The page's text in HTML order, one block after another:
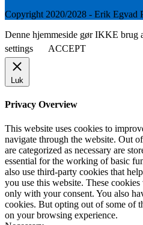
Copyright 2020/2028 - Erik Egvad
Denne hjemmeside gør IKKE brug
settings
ACCEPT
Luk
Privacy Overview
This website uses cookies to
navigate through the website. Out
are categorized as necessary are
essential for the working of basic
also use third-party cookies that
you use this website. These
only with your consent. You also
cookies. But opting out of some of
on your browsing experience.